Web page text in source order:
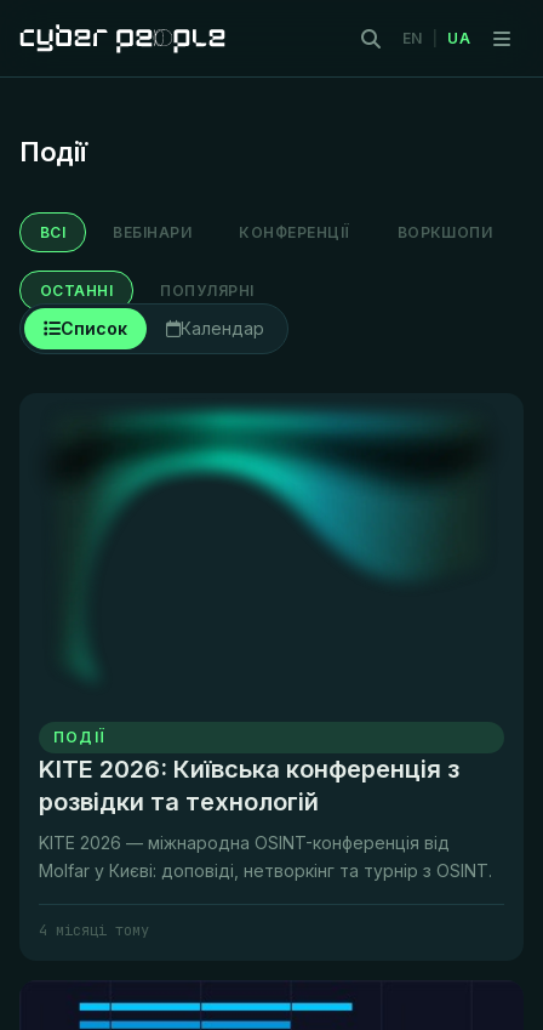
EN UA
Події
ВСІ ВЕБІНАРИ КОНФЕРЕНЦІЇ ВОРКШОПИ
ОСТАННІ ПОПУЛЯРНІ
Список Календар
ПОДІЇ
KITE 2026: Київська конференція з
розвідки та технологій
KITE 2026 — міжнародна OSINT-конференція від
Molfar у Києві: доповіді, нетворкінг та турнір з OSINT.
4 місяці тому